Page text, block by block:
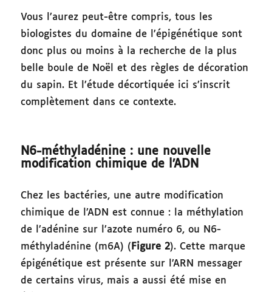
Vous l’aurez peut-être compris, tous les
biologistes du domaine de l’épigénétique sont
donc plus ou moins à la recherche de la plus
belle boule de Noël et des règles de décoration
du sapin. Et l’étude décortiquée ici s’inscrit
complètement dans ce contexte.
N6-méthyladénine : une nouvelle
modification chimique de l’ADN
Chez les bactéries, une autre modification
chimique de l’ADN est connue : la méthylation
de l’adénine sur l’azote numéro 6, ou N6-
méthyladénine (m6A) (Figure 2). Cette marque
épigénétique est présente sur l’ARN messager
de certains virus, mais a aussi été mise en